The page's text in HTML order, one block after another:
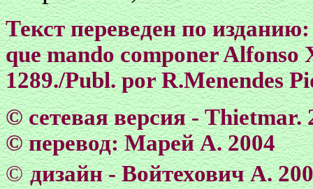
Текст переведен по
que mando componer Alfonso
1289./Publ. por R.Menendes
© сетевая версия - Тhietmar.
© перевод: Марей А. 2004
© дизайн - Войтехович А.